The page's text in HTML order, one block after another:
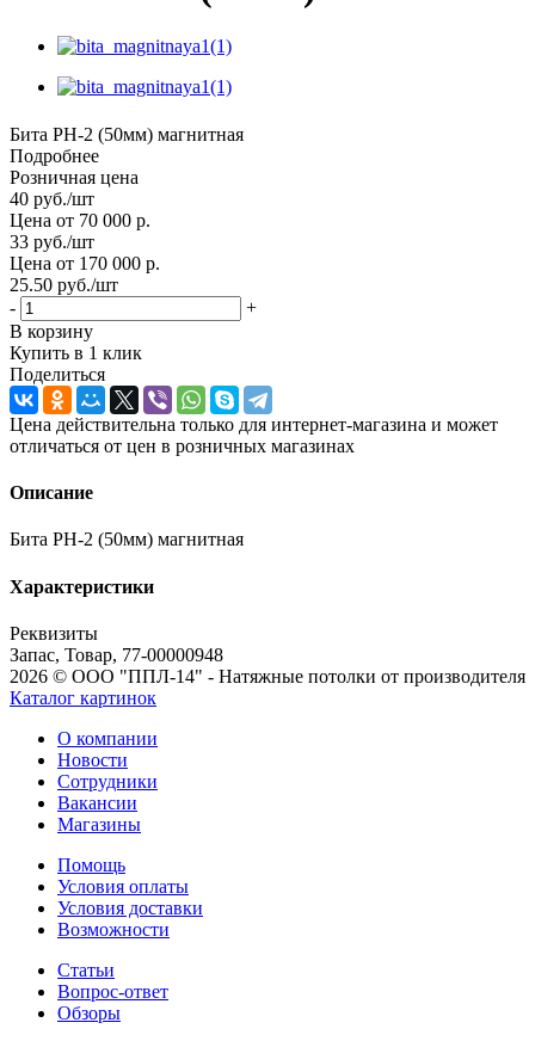
Бита РН-2 (50мм) магнитная
Подробнее
Розничная цена
40 руб./шт
Цена от 70 000 р.
33 руб./шт
Цена от 170 000 р.
25.50 руб./шт
-
+
В корзину
Купить в 1 клик
Поделиться
Цена действительна только для интернет-магазина и может
отличаться от цен в розничных магазинах
Описание
Бита РН-2 (50мм) магнитная
Характеристики
Реквизиты
Запас, Товар, 77-00000948
2026 © ООО "ППЛ-14" - Натяжные потолки от производителя
Каталог картинок
О компании
Новости
Сотрудники
Вакансии
Магазины
Помощь
Условия оплаты
Условия доставки
Возможности
Статьи
Вопрос-ответ
Обзоры